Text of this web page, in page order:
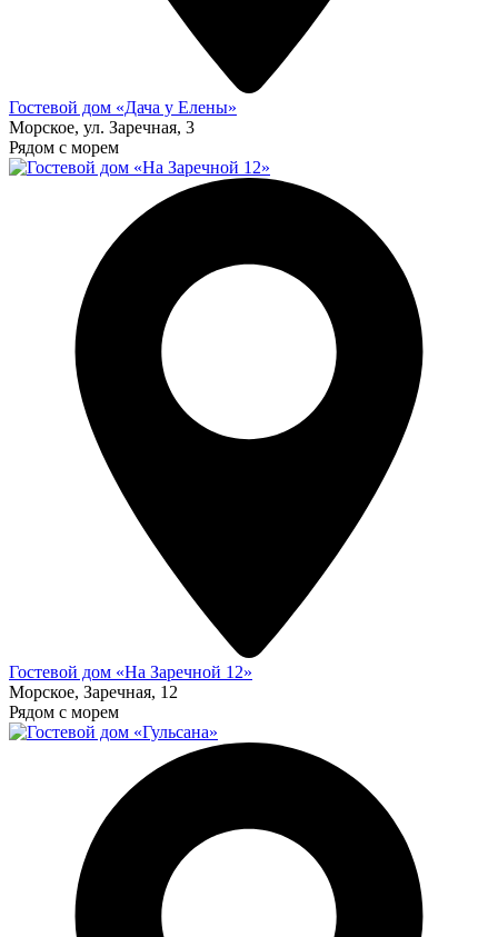
Гостевой дом «Дача у Елены»
Морское, ул. Заречная, 3
Рядом с морем
Гостевой дом «На Заречной 12»
Морское, Заречная, 12
Рядом с морем